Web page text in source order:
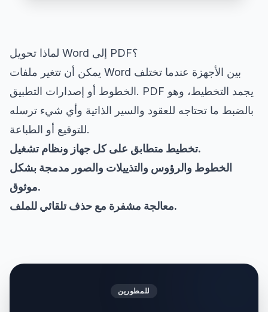
لماذا تحويل Word إلى PDF؟
يمكن أن تتغير ملفات Word بين الأجهزة عندما تختلف
الخطوط أو إصدارات التطبيق. PDF يجمد التخطيط، وهو
بالضبط ما تحتاجه للعقود والسير الذاتية وأي شيء ترسله
للتوقيع أو الطباعة.
تخطيط متطابق على كل جهاز ونظام تشغيل.
الخطوط والرؤوس والتذييلات والصور مدمجة بشكل
موثوق.
معالجة مشفرة مع حذف تلقائي للملف.
للمطورين